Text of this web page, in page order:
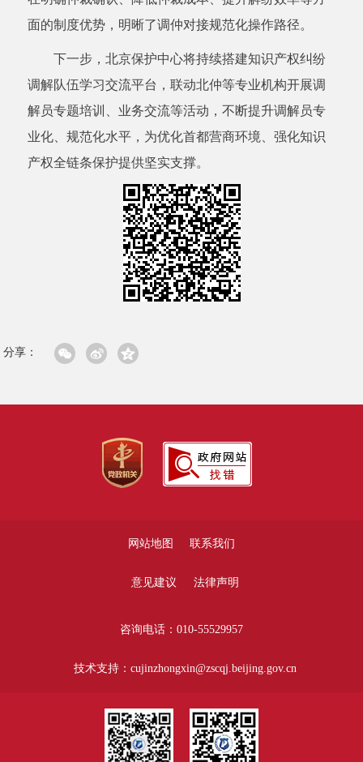
面的制度优势，明晰了调仲对接规范化操作路径。
下一步，北京保护中心将持续搭建知识产权纠纷
调解队伍学习交流平台，联动北仲等专业机构开展调
解员专题培训、业务交流等活动，不断提升调解员专
业化、规范化水平，为优化首都营商环境、强化知识
产权全链条保护提供坚实支撑。
分享：
网站地图 联系我们
意见建议 法律声明
咨询电话：010-55529957
技术支持：cujinzhongxin@zscqj.beijing.gov.cn